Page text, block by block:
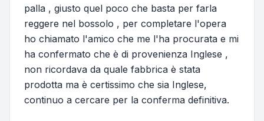
palla , giusto quel poco che basta per farla
reggere nel bossolo , per completare l'opera
ho chiamato l'amico che me l'ha procurata e mi
ha confermato che è di provenienza Inglese ,
non ricordava da quale fabbrica è stata
prodotta ma è certissimo che sia Inglese,
continuo a cercare per la conferma definitiva.